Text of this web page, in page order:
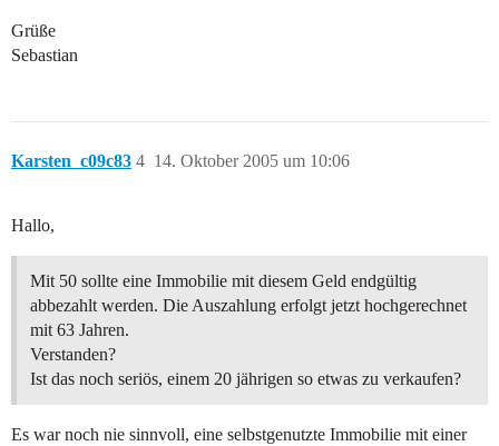
Grüße
Sebastian
Karsten_c09c83 14. Oktober 2005 um 10:06
4
Hallo,
Mit 50 sollte eine Immobilie mit diesem Geld endgültig
abbezahlt werden. Die Auszahlung erfolgt jetzt hochgerechnet
mit 63 Jahren.
Verstanden?
Ist das noch seriös, einem 20 jährigen so etwas zu verkaufen?
Es war noch nie sinnvoll, eine selbstgenutzte Immobilie mit einer